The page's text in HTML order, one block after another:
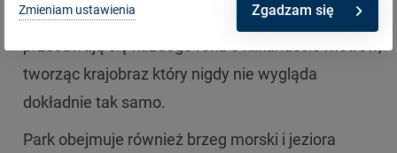
sięgających 42 metry wysokości. Wydmy
przesuwają się każdego roku o kilkanaście metrów,
tworząc krajobraz który nigdy nie wygląda
dokładnie tak samo.
Park obejmuje również brzeg morski i jeziora
Zmieniam ustawienia Zgadzam się